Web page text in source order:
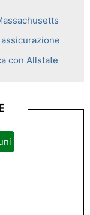
con Allstate